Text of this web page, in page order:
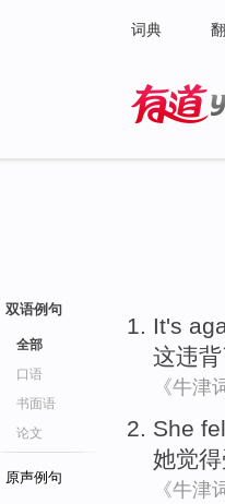
词典
双语例句
全部
口语
书面语
论文
原声例句
It's
这违背
《牛津
She
她觉得
《牛津